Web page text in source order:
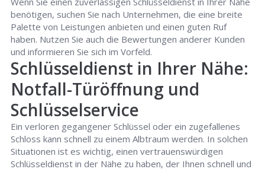
benötigen, suchen Sie nach Unternehmen, die eine breite
Palette von Leistungen anbieten und einen guten Ruf
haben. Nutzen Sie auch die Bewertungen anderer Kunden
und informieren Sie sich im Vorfeld.
Schlüsseldienst in Ihrer Nähe:
Notfall-Türöffnung und
Schlüsselservice
Ein verloren gegangener Schlüssel oder ein zugefallenes
Schloss kann schnell zu einem Albtraum werden. In solchen
Situationen ist es wichtig, einen vertrauenswürdigen
Schlüsseldienst in der Nähe zu haben, der Ihnen schnell und